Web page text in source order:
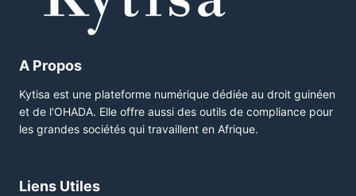
A Propos
Kytisa est une plateforme numérique dédiée au droit guinéen
et de l'OHADA. Elle offre aussi des outils de compliance pour
les grandes sociétés qui travaillent en Afrique.
Liens Utiles